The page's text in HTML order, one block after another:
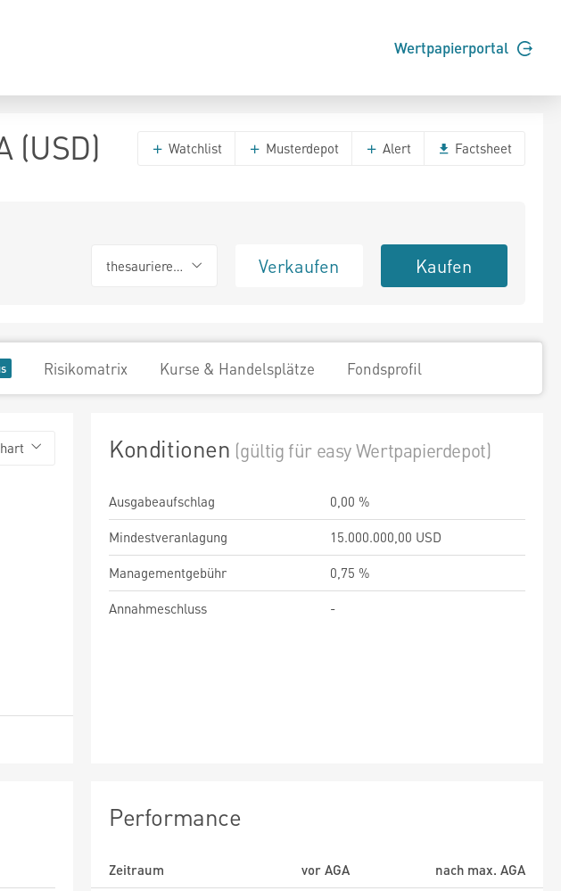
Wertpapierportal
(USD) Watchlist Musterdepot Alert Factsheet
thesaurierend Verkaufen Kaufen
Risikomatrix Kurse & Handelsplätze Fondsprofil
Konditionen (gültig für easy Wertpapierdepot)
Ausgabeaufschlag
0,00 %
Mindestveranlagung
15.000.000,00 USD
Managementgebühr
0,75 %
Annahmeschluss
-
Performance
Zeitraum vor AGA
nach max. AGA